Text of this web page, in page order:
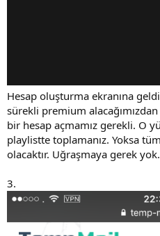
Hesap oluşturma ekranına
sürekli premium
bir hesap açmamız gerekli. O
playlistte toplamanız. Yoksa
olacaktır. Uğraşmaya gerek
3.